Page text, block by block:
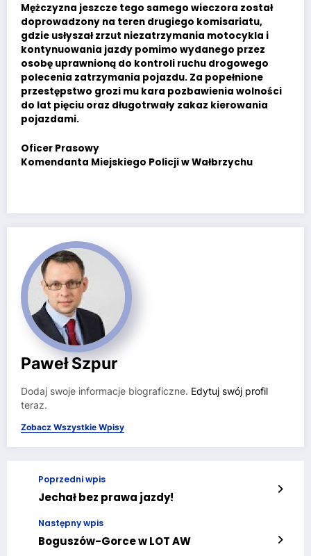
Mężczyzna jeszcze tego samego wieczora został
doprowadzony na teren drugiego komisariatu,
gdzie usłyszał zrzut niezatrzymania motocykla i
kontynuowania jazdy pomimo wydanego przez
osobę uprawnioną do kontroli ruchu drogowego
polecenia zatrzymania pojazdu. Za popełnione
przestępstwo grozi mu kara pozbawienia wolności
do lat pięciu oraz długotrwały zakaz kierowania
pojazdami.
Oficer Prasowy
Komendanta Miejskiego Policji w Wałbrzychu
Paweł Szpur
Dodaj swoje informacje biograficzne. Edytuj swój profil
teraz.
Zobacz Wszystkie Wpisy
Poprzedni wpis
Jechał bez prawa jazdy!
Następny wpis
Boguszów-Gorce w LOT AW